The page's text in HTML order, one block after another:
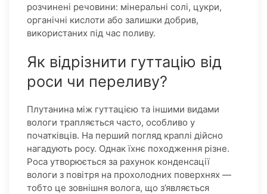
розчинені речовини: мінеральні солі, цукри,
органічні кислоти або залишки добрив,
використаних під час поливу.
Як відрізнити гуттацію від
роси чи переливу?
Плутанина між гуттацією та іншими видами
вологи трапляється часто, особливо у
початківців. На перший погляд краплі дійсно
нагадують росу. Однак їхнє походження різне.
Роса утворюється за рахунок конденсації
вологи з повітря на прохолодних поверхнях —
тобто це зовнішня волога, що з’являється